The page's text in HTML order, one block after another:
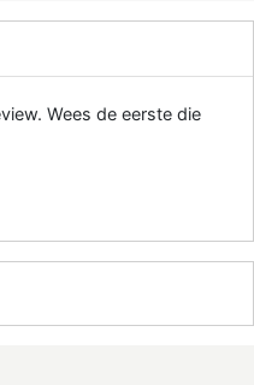
Wees de eerste die